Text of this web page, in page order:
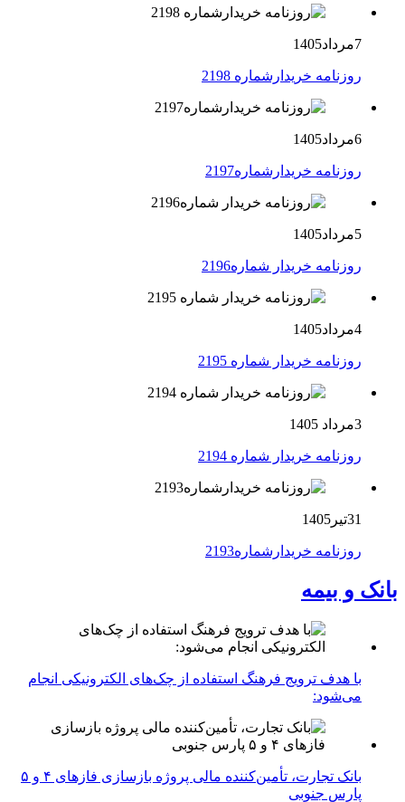
7مرداد1405
روزنامه خریدارشماره 2198
6مرداد1405
روزنامه خریدارشماره2197
5مرداد1405
روزنامه خریدار شماره2196
4مرداد1405
روزنامه خریدار شماره 2195
3مرداد 1405
روزنامه خریدار شماره 2194
31تیر1405
روزنامه خریدارشماره2193
بانک و بیمه
با هدف ترویج فرهنگ استفاده از چک‌های الکترونیکی انجام
می‌شود:
بانک تجارت، تأمین‌کننده مالی پروژه بازسازی فازهای ۴ و ۵
پارس جنوبی